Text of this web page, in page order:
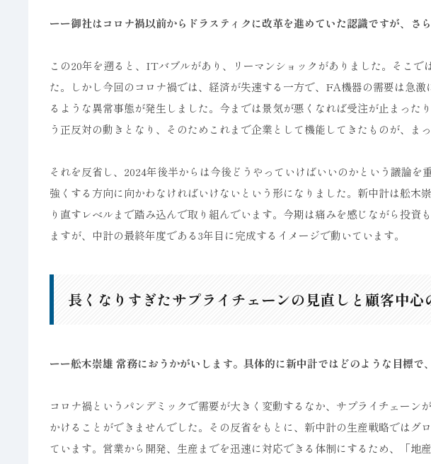
ーー御社はコロナ禍以前からドラスティクに改革を進めていた認識ですが、さ
この20年を遡ると、ITバブルがあり、リーマンショックがありました。そこ
た。しかし今回のコロナ禍では、経済が失速する一方で、FA機器の需要は急
るような異常事態が発生しました。今までは景気が悪くなれば受注が止まった
う正反対の動きとなり、そのためこれまで企業として機能してきたものが、ま
それを反省し、2024年後半からは今後どうやっていけばいいのかという議論を
強くする方向に向かわなければいけないという形になりました。新中計は舩木
り直すレベルまで踏み込んで取り組んでいます。今期は痛みを感じながら投資
ますが、中計の最終年度である3年目に完成するイメージで動いています。
長くなりすぎたサプライチェーンの見直しと顧客中心
ーー舩木崇雄 常務におうかがいします。具体的に新中計ではどのような目標で
コロナ禍というパンデミックで需要が大きく変動するなか、サプライチェーン
かけることができませんでした。その反省をもとに、新中計の生産戦略ではグ
ています。営業から開発、生産までを迅速に対応できる体制にするため、「地